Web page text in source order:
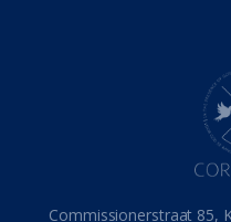
Hemel
Israel
Commissionerstraat 85,